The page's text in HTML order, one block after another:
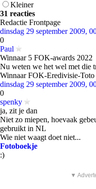
Kleiner
31 reacties
Redactie Frontpage
dinsdag 29 september 2009,
0
Paul
Winnaar 5 FOK-awards 2022
Nu weten we het wel met die
Winnaar FOK-Eredivisie-Toto
dinsdag 29 september 2009,
0
spenky
ja, zit je dan
Niet zo miepen, hoevaak
gebruikt in NL
Wie niet waagt doet niet...
Fotoboekje
:)
▼